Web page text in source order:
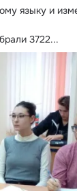
языку и
3722...